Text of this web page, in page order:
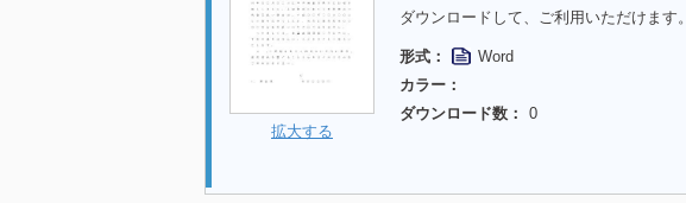
拡大する
ダウンロードして、ご利用いただけます。
形式：
Word
カラー：
ダウンロード数：
0